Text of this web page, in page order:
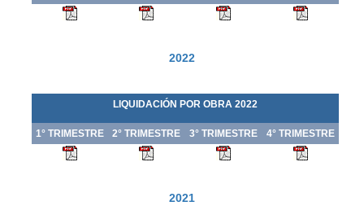
2022
LIQUIDACIÓN POR OBRA 2022
1° TRIMESTRE 2° TRIMESTRE 3° TRIMESTRE 4° TRIMESTRE
2021